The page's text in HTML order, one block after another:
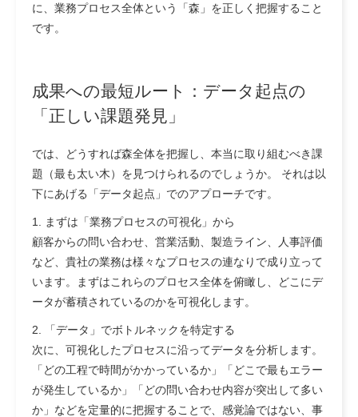
に、 業務プロセス全体という「森」を正しく把握する こと
です。
成果への最短ルート：データ起点の
「正しい課題発見」
では、どうすれば森全体を把握し、本当に取り組むべき課
題（最も太い木）を見つけられるのでしょうか。 それは以
下にあげる
「データ起点」でのアプローチです。
1. まずは「業務プロセスの可視化」から
顧客からの問い合わせ、営業活動、製造ライン、人事評価
など、貴社の業務は様々なプロセスの連なりで成り立って
います。まずはこれらのプロセス全体を俯瞰し、どこにデ
ータが蓄積されているのかを可視化します。
2. 「データ」でボトルネックを特定する
次に、可視化したプロセスに沿ってデータを分析します。
「どの工程で時間がかかっているか」「どこで最もエラー
が発生しているか」「どの問い合わせ内容が突出して多い
か」などを定量的に把握することで、感覚論ではない、 事